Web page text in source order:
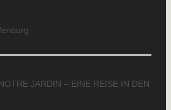
JARDIN – EINE REISE IN DEN